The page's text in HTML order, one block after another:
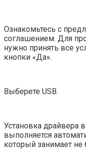
Ознакомьтесь с
соглашением. Для
нужно принять все
кнопки «Да».
Выберете USB.
Установка драйвера
выполняется
который занимает